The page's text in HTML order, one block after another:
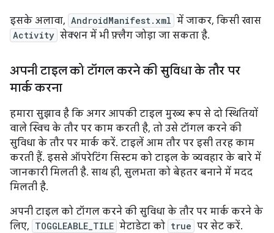
इसके अलावा, AndroidManifest.xml में जाकर, किसी खास
Activity सेक्शन में भी फ़्लैग जोड़ा जा सकता है.
अपनी टाइल को टॉगल करने की सुविधा के तौर पर
मार्क करना
हमारा सुझाव है कि अगर आपकी टाइल मुख्य रूप से दो स्थितियों
वाले स्विच के तौर पर काम करती है, तो उसे टॉगल करने की
सुविधा के तौर पर मार्क करें. टाइलें आम तौर पर इसी तरह काम
करती हैं. इससे ऑपरेटिंग सिस्टम को टाइल के व्यवहार के बारे में
जानकारी मिलती है. साथ ही, सुलभता को बेहतर बनाने में मदद
मिलती है.
अपनी टाइल को टॉगल करने की सुविधा के तौर पर मार्क करने के
लिए, TOGGLEABLE_TILE मेटाडेटा को true पर सेट करें.